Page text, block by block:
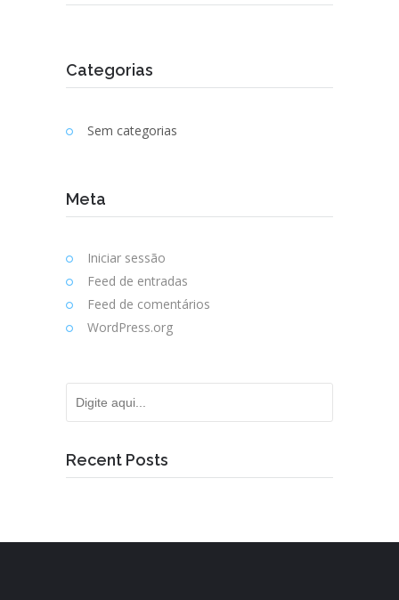
Categorias
Sem categorias
Meta
Iniciar sessão
Feed de entradas
Feed de comentários
WordPress.org
Recent Posts